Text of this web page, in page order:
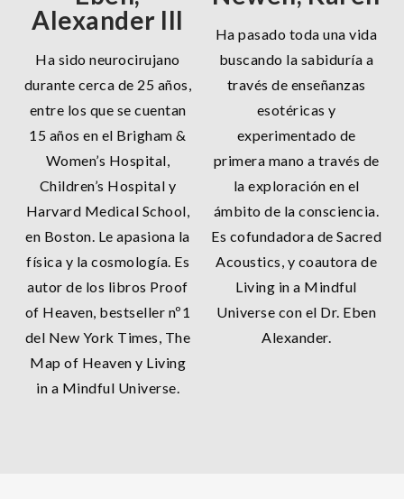
Alexander III
Ha sido neurocirujano
durante cerca de 25 años,
entre los que se cuentan
15 años en el Brigham &
Women’s Hospital,
Children’s Hospital y
Harvard Medical School,
en Boston. Le apasiona la
física y la cosmología. Es
autor de los libros Proof
of Heaven, bestseller nº1
del New York Times, The
Map of Heaven y Living
in a Mindful Universe.
Ha pasado toda una vida
buscando la sabiduría a
través de enseñanzas
esotéricas y
experimentado de
primera mano a través de
la exploración en el
ámbito de la consciencia.
Es cofundadora de Sacred
Acoustics, y coautora de
Living in a Mindful
Universe con el Dr. Eben
Alexander.